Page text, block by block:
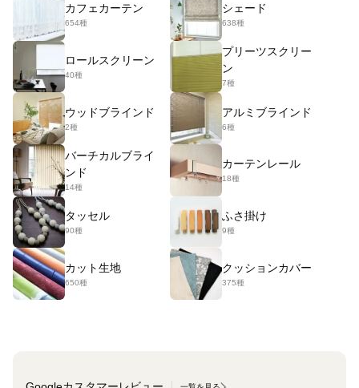
カフェカーテン
654種
シェード
638種
ロールスクリーン
40種
プリーツスクリー
ン
7種
ウッドブラインド
2種
アルミブラインド
6種
バーチカルブライ
ンド
14種
カーテンレール
18種
タッセル
90種
ふさ掛け
9種
カット生地
650種
クッションカバー
375種